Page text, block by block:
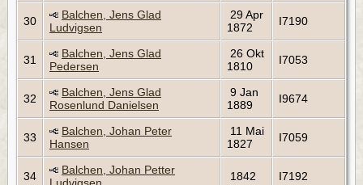
30
Balchen, Jens Glad
Ludvigsen
29 Apr
1872
I7190
31
Balchen, Jens Glad
Pedersen
26 Okt
1810
I7053
32
Balchen, Jens Glad
Rosenlund Danielsen
9 Jan
1889
I9674
33
Balchen, Johan Peter
Hansen
11 Mai
1827
I7059
34
Balchen, Johan Petter
Ludvigsen
1842 I7192